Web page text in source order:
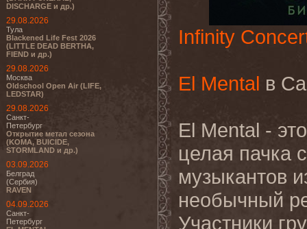
DISCHARGE и др.)
29.08.2026
Тула
Blackened Life Fest 2026
(LITTLE DEAD BERTHA,
FIEND и др.)
29.08.2026
Москва
Oldschool Open Air (LIFE,
LEDSTAR)
29.08.2026
Санкт-
Петербург
Открытие метал сезона
(KOMA, BUICIDE,
STORMLAND и др.)
03.09.2026
Белград
(Сербия)
RAVEN
04.09.2026
Санкт-
Петербург
Infinity
El Mental в
El Mental -
целая пачка
музыкантов
необычный
Участники